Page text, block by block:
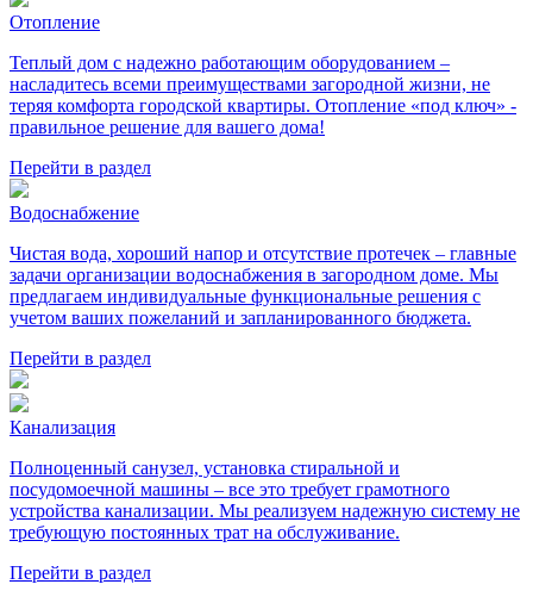
Отопление
Теплый дом с надежно работающим оборудованием –
насладитесь всеми преимуществами загородной жизни, не
теряя комфорта городской квартиры. Отопление «под ключ» -
правильное решение для вашего дома!
Перейти в раздел
Водоснабжение
Чистая вода, хороший напор и отсутствие протечек – главные
задачи организации водоснабжения в загородном доме. Мы
предлагаем индивидуальные функциональные решения с
учетом ваших пожеланий и запланированного бюджета.
Перейти в раздел
Канализация
Полноценный санузел, установка стиральной и
посудомоечной машины – все это требует грамотного
устройства канализации. Мы реализуем надежную систему не
требующую постоянных трат на обслуживание.
Перейти в раздел